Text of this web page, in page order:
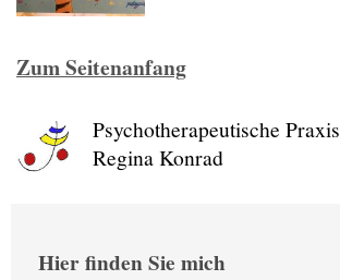
Zum Seitenanfang
Psychotherapeutische Praxis
Regina Konrad
Hier finden Sie mich